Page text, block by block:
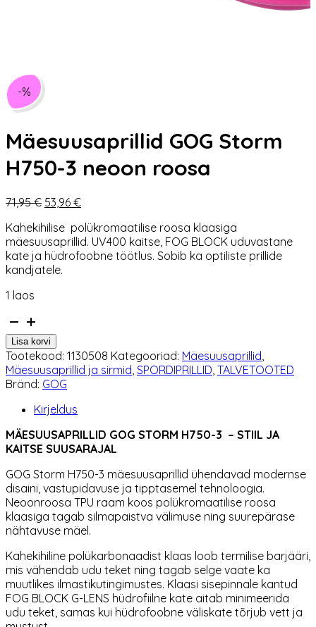
-%
Mäesuusaprillid GOG Storm
H750-3 neoon roosa
71,95€ Algne
oli:
71,95 €.
53,96 €Praegune
on:
53,96 €.
Kahekihilise polükromaatilise roosa klaasiga
mäesuusaprillid. UV400 kaitse, FOG BLOCK uduvastane
kate ja hüdrofoobne töötlus. Sobib ka optiliste prillide
kandjatele.
1 laos
Mäesuusaprillid
GOG
Storm
H750-
3
neoon
roosa
kogus
Lisa korvi
Tootekood: 1130508 Kategooriad: Mäesuusaprillid,
Mäesuusaprillid ja sirmid, SPORDIPRILLID, TALVETOOTED
Bränd: GOG
Kirjeldus
MÄESUUSAPRILLID GOG STORM H750-3 – STIIL JA
KAITSE SUUSARAJAL
GOG Storm H750-3 mäesuusaprillid ühendavad modernse
disaini, vastupidavuse ja tipptasemel tehnoloogia.
Neoonroosa TPU raam koos polükromaatilise roosa
klaasiga tagab silmapaistva välimuse ning suurepärase
nähtavuse mäel.
Kahekihiline polükarbonaadist klaas loob termilise barjääri,
mis vähendab udu teket ning tagab selge vaate ka
muutlikes ilmastikutingimustes. Klaasi sisepinnale kantud
FOG BLOCK G-LENS hüdrofiilne kate aitab minimeerida
udu teket, samas kui hüdrofoobne väliskate tõrjub vett ja